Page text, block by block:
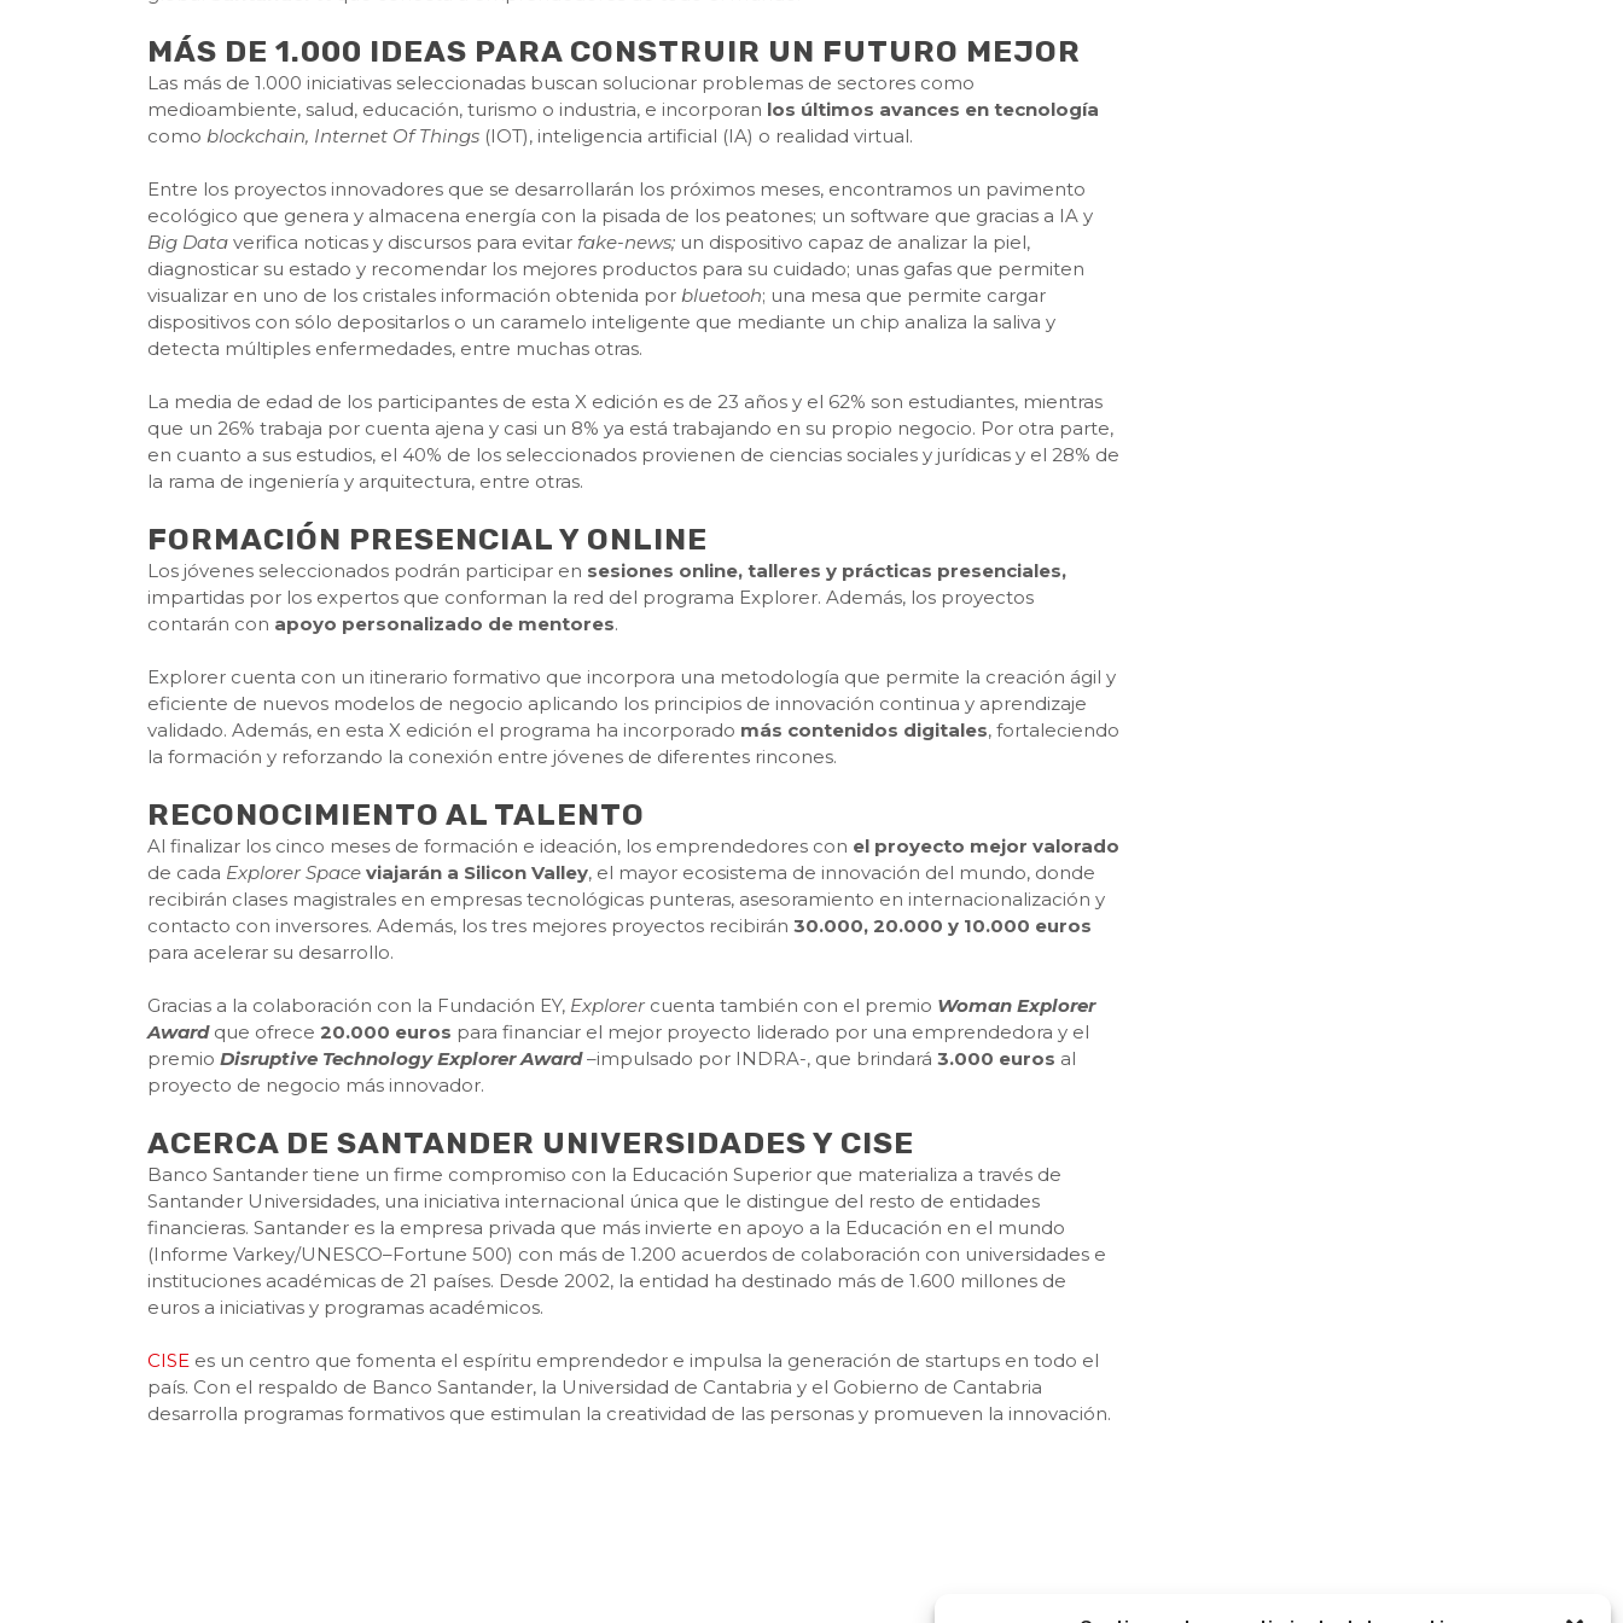
MÁS DE 1.000 IDEAS PARA CONSTRUIR UN FUTURO MEJOR
Las más de 1.000 iniciativas seleccionadas buscan solucionar problemas de sectores como
medioambiente, salud, educación, turismo o industria, e incorporan los últimos avances en tecnología
como blockchain, Internet Of Things (IOT), inteligencia artificial (IA) o realidad virtual.
Entre los proyectos innovadores que se desarrollarán los próximos meses, encontramos un pavimento
ecológico que genera y almacena energía con la pisada de los peatones; un software que gracias a IA y
Big Data verifica noticas y discursos para evitar fake-news; un dispositivo capaz de analizar la piel,
diagnosticar su estado y recomendar los mejores productos para su cuidado; unas gafas que permiten
visualizar en uno de los cristales información obtenida por bluetooh; una mesa que permite cargar
dispositivos con sólo depositarlos o un caramelo inteligente que mediante un chip analiza la saliva y
detecta múltiples enfermedades, entre muchas otras.
La media de edad de los participantes de esta X edición es de 23 años y el 62% son estudiantes, mientras
que un 26% trabaja por cuenta ajena y casi un 8% ya está trabajando en su propio negocio. Por otra parte,
en cuanto a sus estudios, el 40% de los seleccionados provienen de ciencias sociales y jurídicas y el 28% de
la rama de ingeniería y arquitectura, entre otras.
FORMACIÓN PRESENCIAL Y ONLINE
Los jóvenes seleccionados podrán participar en sesiones online, talleres y prácticas presenciales,
impartidas por los expertos que conforman la red del programa Explorer. Además, los proyectos
contarán con apoyo personalizado de mentores.
Explorer cuenta con un itinerario formativo que incorpora una metodología que permite la creación ágil y
eficiente de nuevos modelos de negocio aplicando los principios de innovación continua y aprendizaje
validado. Además, en esta X edición el programa ha incorporado más contenidos digitales, fortaleciendo
la formación y reforzando la conexión entre jóvenes de diferentes rincones.
RECONOCIMIENTO AL TALENTO
Al finalizar los cinco meses de formación e ideación, los emprendedores con el proyecto mejor valorado
de cada Explorer Space viajarán a Silicon Valley, el mayor ecosistema de innovación del mundo, donde
recibirán clases magistrales en empresas tecnológicas punteras, asesoramiento en internacionalización y
contacto con inversores. Además, los tres mejores proyectos recibirán 30.000, 20.000 y 10.000 euros
para acelerar su desarrollo.
Gracias a la colaboración con la Fundación EY, Explorer cuenta también con el premio Woman Explorer
Awardque ofrece 20.000 euros para financiar el mejor proyecto liderado por una emprendedora y el
premio Disruptive Technology Explorer Award–impulsado por INDRA-, que brindará 3.000 euros al
proyecto de negocio más innovador.
ACERCA DE SANTANDER UNIVERSIDADES Y CISE
Banco Santander tiene un firme compromiso con la Educación Superior que materializa a través de
Santander Universidades, una iniciativa internacional única que le distingue del resto de entidades
financieras. Santander es la empresa privada que más invierte en apoyo a la Educación en el mundo
(Informe Varkey/UNESCO–Fortune 500) con más de 1.200 acuerdos de colaboración con universidades e
instituciones académicas de 21 países. Desde 2002, la entidad ha destinado más de 1.600 millones de
euros a iniciativas y programas académicos.
CISE es un centro que fomenta el espíritu emprendedor e impulsa la generación de startups en todo el
país. Con el respaldo de Banco Santander, la Universidad de Cantabria y el Gobierno de Cantabria
desarrolla programas formativos que estimulan la creatividad de las personas y promueven la innovación.